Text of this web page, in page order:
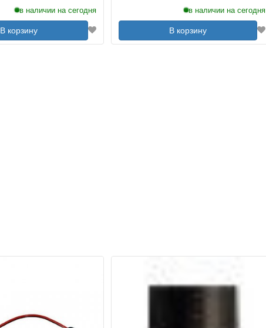
в наличии на сегодня
В корзину
в наличии на сегодня
В корзину